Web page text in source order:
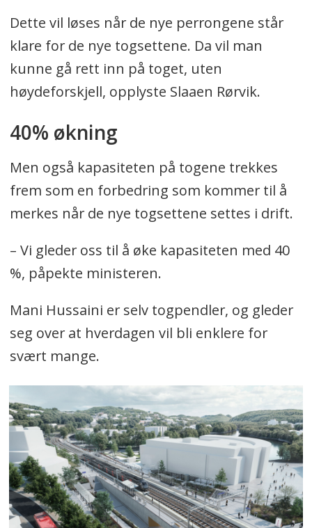
Dette vil løses når de nye perrongene står
klare for de nye togsettene. Da vil man
kunne gå rett inn på toget, uten
høydeforskjell, opplyste Slaaen Rørvik.
40% økning
Men også kapasiteten på togene trekkes
frem som en forbedring som kommer til å
merkes når de nye togsettene settes i drift.
– Vi gleder oss til å øke kapasiteten med 40
%, påpekte ministeren.
Mani Hussaini er selv togpendler, og gleder
seg over at hverdagen vil bli enklere for
svært mange.